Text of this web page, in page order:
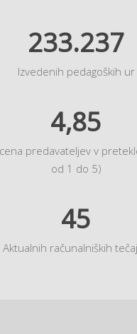
233.237
Izvedenih pedagoških ur
4,85
predavateljev v
od 1 do 5)
45
Aktualnih računalniških